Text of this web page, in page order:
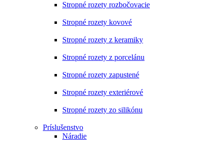
Stropné rozety rozbočovacie
Stropné rozety kovové
Stropné rozety z keramiky
Stropné rozety z porcelánu
Stropné rozety zapustené
Stropné rozety exteriérové
Stropné rozety zo silikónu
Príslušenstvo
Náradie